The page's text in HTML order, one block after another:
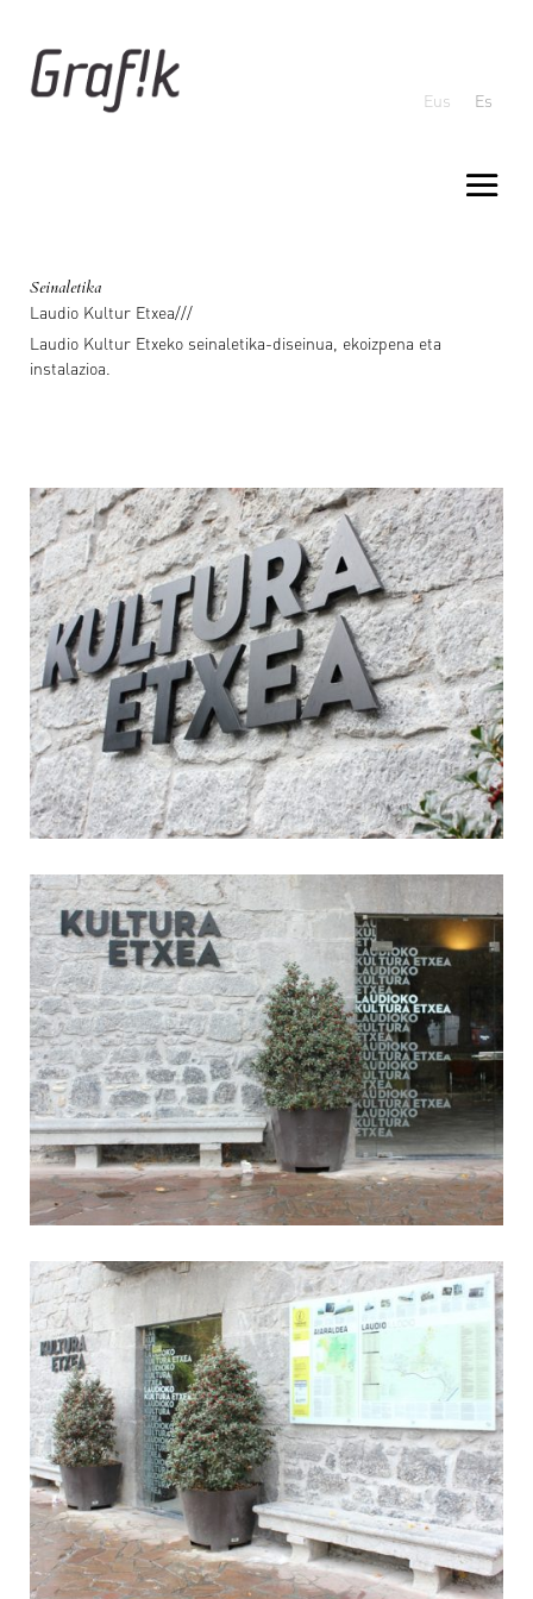
Eus Es
Seinaletika
Laudio Kultur Etxea///
Laudio Kultur Etxeko seinaletika-diseinua, ekoizpena eta
instalazioa.